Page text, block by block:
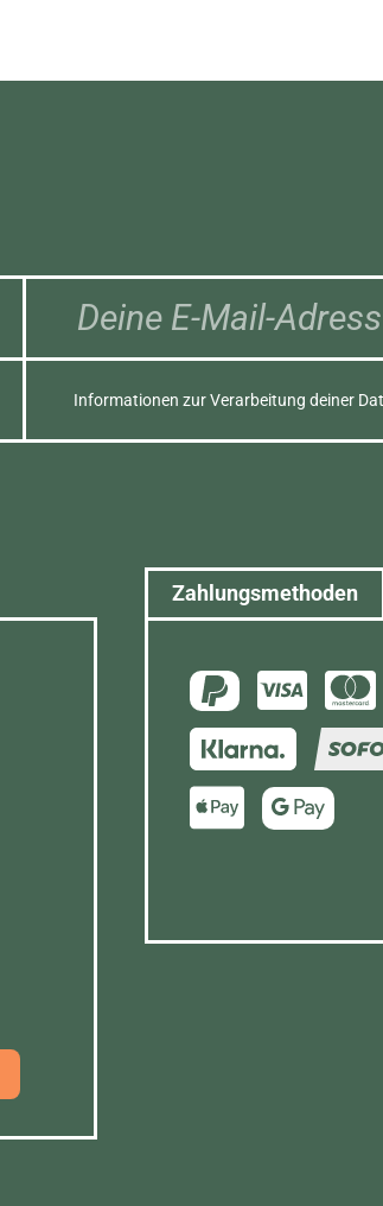
Informationen zur Verarbeitung deiner
Zahlungsmethoden